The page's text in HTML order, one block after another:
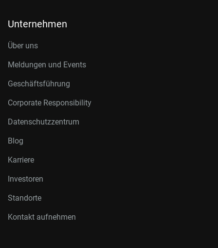
Unternehmen
Über uns
Meldungen und Events
Geschäftsführung
Corporate Responsibility
Datenschutzzentrum
Blog
Karriere
Investoren
Standorte
Kontakt aufnehmen